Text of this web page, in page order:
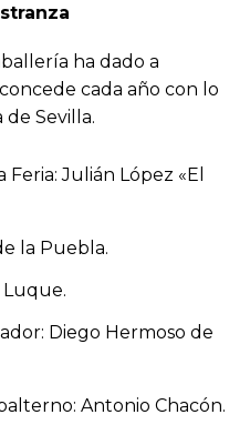
ha dado a
cada año con lo
de Sevilla.
Julián López «El
la Puebla.
Luque.
Diego Hermoso de
Antonio Chacón.